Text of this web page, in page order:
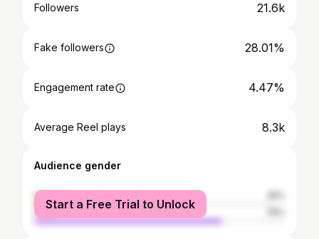
Followers 21.6k
Fake followers 28.01%
Engagement rate 4.47%
Average Reel plays 8.3k
Audience gender
female
male
Start a Free Trial to Unlock